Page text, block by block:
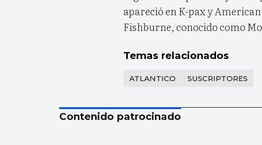
apareció en K-pax y
Fishburne, conocido como
Temas relacionados
ATLANTICO SUSCRIPTORES
Contenido patrocinado